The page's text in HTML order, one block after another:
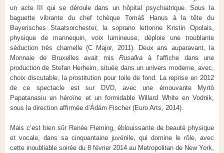
un acte III qui se déroule dans un hôpital psychiatrique. Sous la
baguette vibrante du chef tchèque Tomáš Hanus à la tête du
Bayerisches Staatsorchester, la soprano lettonne Kristin Opolais,
physique de mannequin, voix lumineuse, déploie une troublante
séduction très charnelle (C Major, 2011). Deux ans auparavant, la
Monnaie de Bruxelles avait misRusalka à l’affiche dans une
production de Stefan Herheim, située dans un univers moderne, avec,
choix discutable, la prostitution pour toile de fond. La reprise en 2012
de ce spectacle est sur DVD, avec une émouvante Myrtò
Papatanasiu en héroïne et un formidable Willard White en Vodnik,
sous la direction affirmée d’Ádám Fischer (Euro Arts, 2014).
Mais c’est bien sûr Renée Fleming, éblouissante de beauté physique
et vocale, dans sa cinquantaine juvénile, qui domine le rôle, avec
cette inoubliable soirée du 8 février 2014 au Metropolitan de New York,